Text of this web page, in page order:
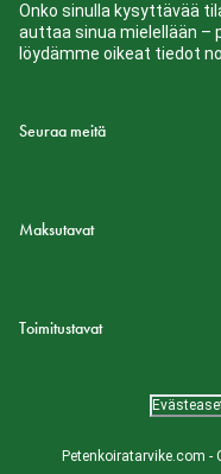
Onko sinulla kysyttävää
auttaa sinua mielellään –
löydämme oikeat tiedot
Seuraa meitä
Maksutavat
Toimitustavat
Petenkoiratarvike.com -